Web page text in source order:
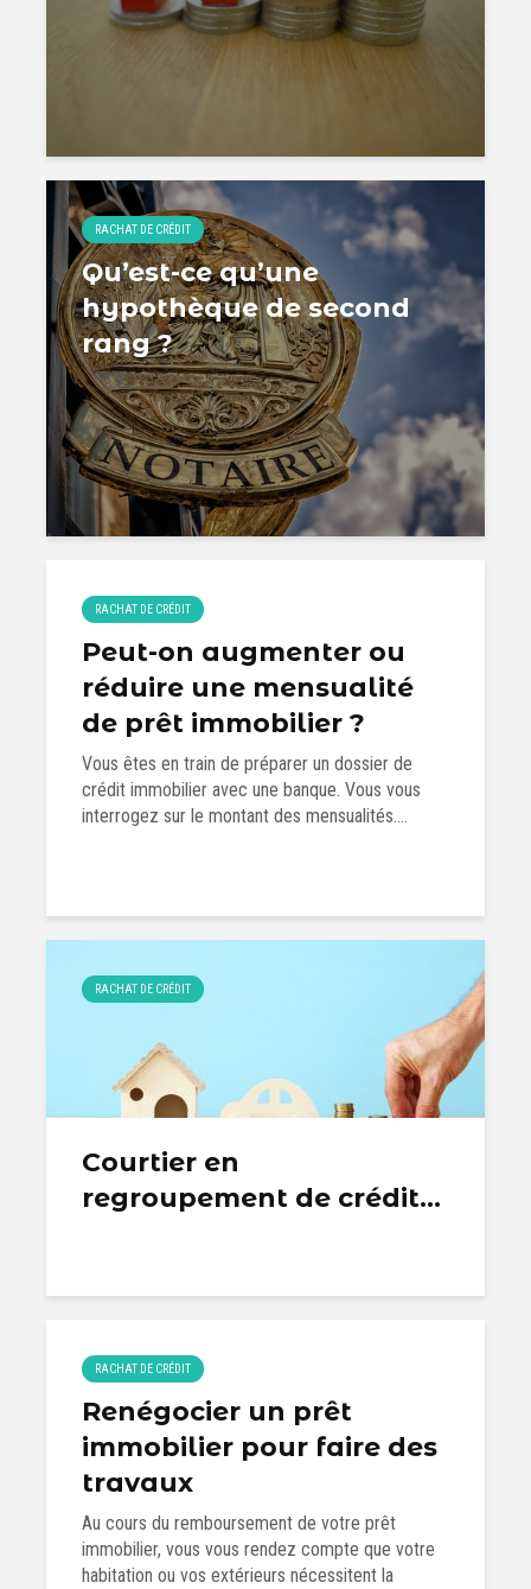
RACHAT DE CRÉDIT
Qu’est-ce qu’une
hypothèque de second
rang ?
RACHAT DE CRÉDIT
Peut-on augmenter ou
réduire une mensualité
de prêt immobilier ?
Vous êtes en train de préparer un dossier de
crédit immobilier avec une banque. Vous vous
interrogez sur le montant des mensualités....
RACHAT DE CRÉDIT
Courtier en
regroupement de crédit...
RACHAT DE CRÉDIT
Renégocier un prêt
immobilier pour faire des
travaux
Au cours du remboursement de votre prêt
immobilier, vous vous rendez compte que votre
habitation ou vos extérieurs nécessitent la